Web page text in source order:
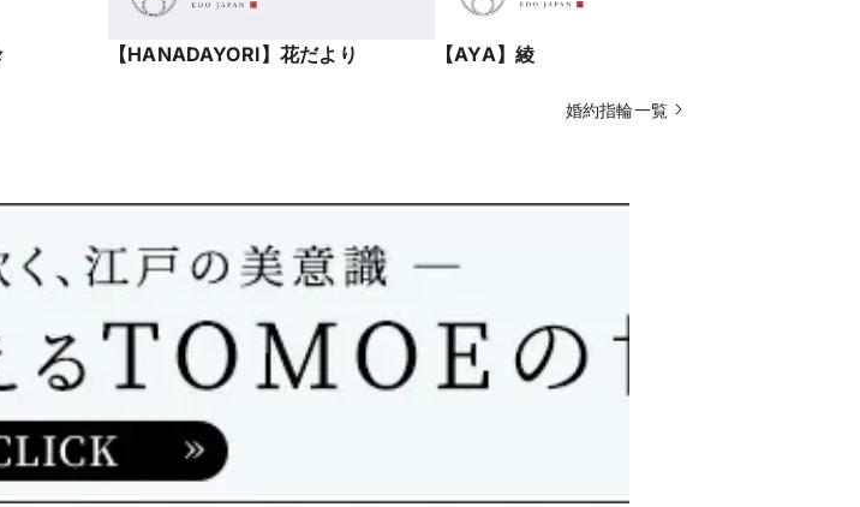
【HANADAYORI】花だより 【AYA】綾
婚約指輪一覧